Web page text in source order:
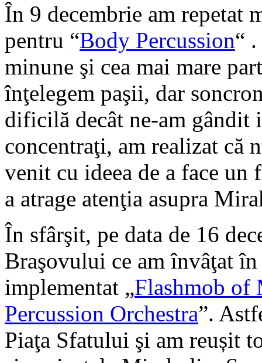
În 9 decembrie am repetat
pentru “Body Percussion“
minune şi cea mai mare
înţelegem paşii, dar
dificilă decât ne-am gândit
concentraţi, am realizat că
venit cu ideea de a face un
a atrage atenţia asupra
În sfârşit, pe data de 16
Braşovului ce am învâţat
implementat „Flashmob of
Percussion Orchestra”.
Piaţa Sfatului şi am reușit